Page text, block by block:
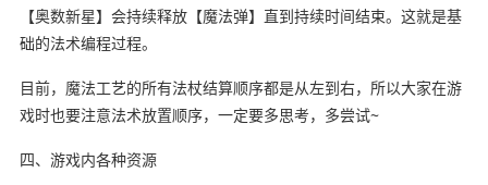
【奥数新星】会持续释放【魔法弹】直到持续时间结束。这就是基
础的法术编程过程。
目前，魔法工艺的所有法杖结算顺序都是从左到右，所以大家在游
戏时也要注意法术放置顺序，一定要多思考，多尝试~
四、游戏内各种资源